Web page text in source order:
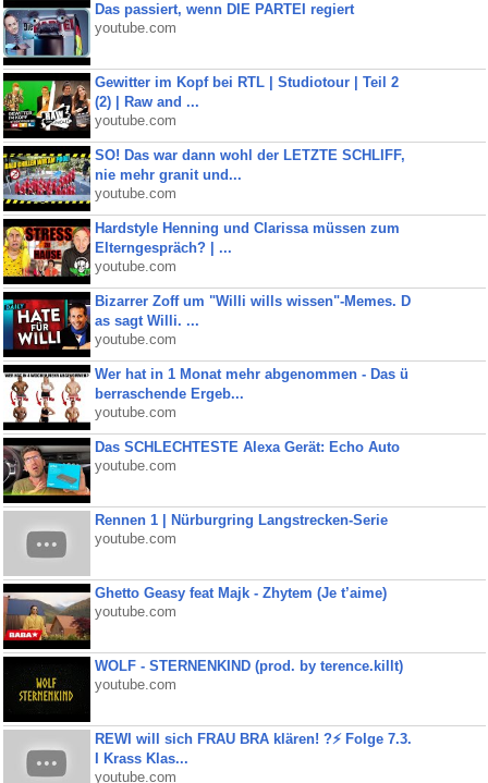
Das passiert, wenn DIE PARTEI regiert
youtube.com
Gewitter im Kopf bei RTL | Studiotour | Teil 2
(2) | Raw and ...
youtube.com
SO! Das war dann wohl der LETZTE SCHLIFF,
nie mehr granit und...
youtube.com
Hardstyle Henning und Clarissa müssen zum
Elterngespräch? | ...
youtube.com
Bizarrer Zoff um "Willi wills wissen"-Memes. D
as sagt Willi. ...
youtube.com
Wer hat in 1 Monat mehr abgenommen - Das ü
berraschende Ergeb...
youtube.com
Das SCHLECHTESTE Alexa Gerät: Echo Auto
youtube.com
Rennen 1 | Nürburgring Langstrecken-Serie
youtube.com
Ghetto Geasy feat Majk - Zhytem (Je t’aime)
youtube.com
WOLF - STERNENKIND (prod. by terence.killt)
youtube.com
REWI will sich FRAU BRA klären! ?⚡️ Folge 7.3.
I Krass Klas...
youtube.com